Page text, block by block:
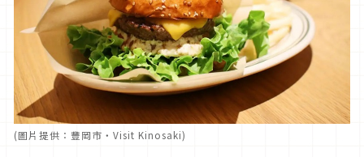
(圖片提供：豐岡市・Visit Kinosaki)